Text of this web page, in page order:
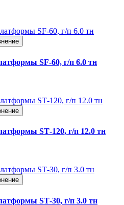
SF-60, г/п 6.0 тн
SТ-120, г/п 12.0 тн
SТ-30, г/п 3.0 тн